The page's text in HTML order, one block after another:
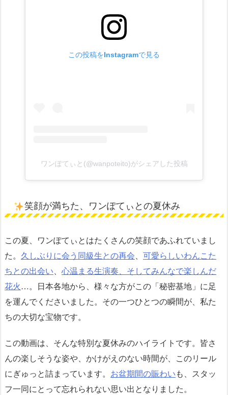
この投稿をInstagramで見る
ワンぽてぃと(@wanpoteito)がシェアした投稿
笑顔が満ちた、ワンぽてぃとの夏休み
この夏、ワンぽてぃとはたくさんの笑顔であふれていまし
た。 久しぶりに会う同級生との再会、 可愛らしいわんこた
ちとの出会い、 心温まる生演奏、そしてみんなで楽しんだ
花火…。日本各地から、様々な方がこの「秘密基地」に足
を運んでくださいました。その一つひとつの瞬間が、私た
ちの大切な宝物です。
この動画は、そんな特別な夏休みのハイライトです。皆さ
んの楽しそうな姿や、かけがえのない時間が、このリール
にぎゅっと詰まっています。 お盆期間の賑わいも、スタッ
フ一同にとって忘れられない思い出となりました。